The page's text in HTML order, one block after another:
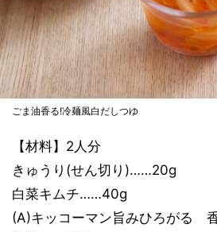
ごま油香る!冷麺風白だしつゆ
【材料】2人分
きゅうり(せん切り)……20g
白菜キムチ……40g
(A)キッコーマン旨みひろがる